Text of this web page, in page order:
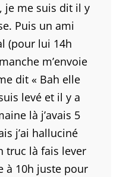
je me suis dit il y
Puis un ami
(pour lui 14h
m’envoie
dit « Bah elle
levé et il y a
là j’avais 5
j’ai halluciné
truc là fais lever
à 10h juste pour